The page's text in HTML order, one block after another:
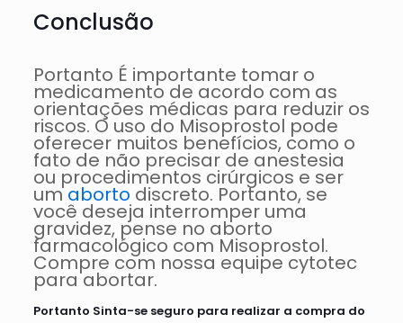
Conclusão
Portanto É importante tomar o
medicamento de acordo com as
orientações médicas para reduzir os
riscos. O uso do Misoprostol pode
oferecer muitos benefícios, como o
fato de não precisar de anestesia
ou procedimentos cirúrgicos e ser
umaborto discreto. Portanto, se
você deseja interromper uma
gravidez, pense no aborto
farmacológico com Misoprostol.
Compre com nossa equipe cytotec
para abortar.
Portanto Sinta-se seguro para realizar a compra do